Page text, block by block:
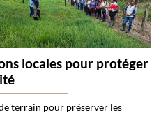
locales pour protéger
terrain pour préserver les